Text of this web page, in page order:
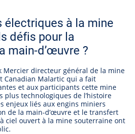
électriques à la mine
défis pour la
main-d’œuvre ?
Mercier directeur général de la mine
Canadian Malartic qui a fait
et aux participants cette mine
plus technologiques de l’histoire
enjeux liés aux engins miniers
de la main-d’œuvre et le transfert
ciel ouvert à la mine souterraine ont